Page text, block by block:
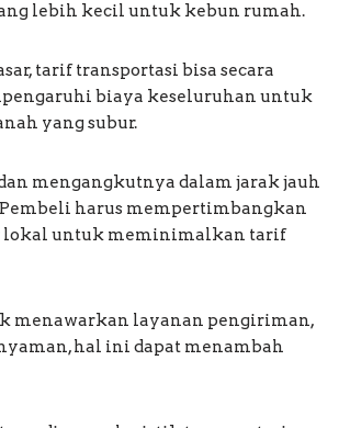
lebih kecil untuk kebun rumah.
tarif transportasi bisa secara
biaya keseluruhan untuk
yang subur.
mengangkutnya dalam jarak jauh
harus mempertimbangkan
lokal untuk meminimalkan tarif
menawarkan layanan pengiriman,
hal ini dapat menambah